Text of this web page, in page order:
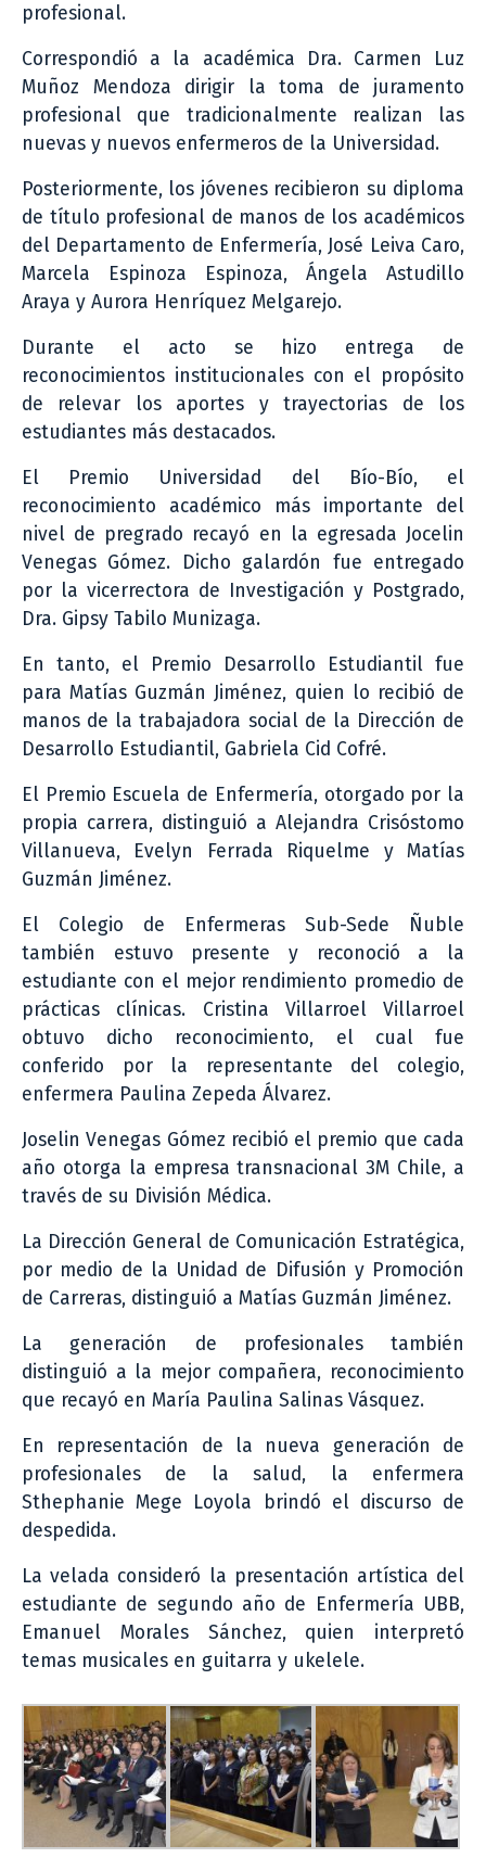
profesional.
Correspondió a la académica Dra. Carmen Luz
Muñoz Mendoza dirigir la toma de juramento
profesional que tradicionalmente realizan las
nuevas y nuevos enfermeros de la Universidad.
Posteriormente, los jóvenes recibieron su diploma
de título profesional de manos de los académicos
del Departamento de Enfermería, José Leiva Caro,
Marcela Espinoza Espinoza, Ángela Astudillo
Araya y Aurora Henríquez Melgarejo.
Durante el acto se hizo entrega de
reconocimientos institucionales con el propósito
de relevar los aportes y trayectorias de los
estudiantes más destacados.
El Premio Universidad del Bío-Bío, el
reconocimiento académico más importante del
nivel de pregrado recayó en la egresada Jocelin
Venegas Gómez. Dicho galardón fue entregado
por la vicerrectora de Investigación y Postgrado,
Dra. Gipsy Tabilo Munizaga.
En tanto, el Premio Desarrollo Estudiantil fue
para Matías Guzmán Jiménez, quien lo recibió de
manos de la trabajadora social de la Dirección de
Desarrollo Estudiantil, Gabriela Cid Cofré.
El Premio Escuela de Enfermería, otorgado por la
propia carrera, distinguió a Alejandra Crisóstomo
Villanueva, Evelyn Ferrada Riquelme y Matías
Guzmán Jiménez.
El Colegio de Enfermeras Sub-Sede Ñuble
también estuvo presente y reconoció a la
estudiante con el mejor rendimiento promedio de
prácticas clínicas. Cristina Villarroel Villarroel
obtuvo dicho reconocimiento, el cual fue
conferido por la representante del colegio,
enfermera Paulina Zepeda Álvarez.
Joselin Venegas Gómez recibió el premio que cada
año otorga la empresa transnacional 3M Chile, a
través de su División Médica.
La Dirección General de Comunicación Estratégica,
por medio de la Unidad de Difusión y Promoción
de Carreras, distinguió a Matías Guzmán Jiménez.
La generación de profesionales también
distinguió a la mejor compañera, reconocimiento
que recayó en María Paulina Salinas Vásquez.
En representación de la nueva generación de
profesionales de la salud, la enfermera
Sthephanie Mege Loyola brindó el discurso de
despedida.
La velada consideró la presentación artística del
estudiante de segundo año de Enfermería UBB,
Emanuel Morales Sánchez, quien interpretó
temas musicales en guitarra y ukelele.